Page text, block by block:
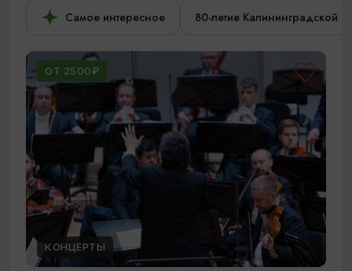
Самое интересное 80-летие Калининградской
ОТ 2500₽
КОНЦЕРТЫ